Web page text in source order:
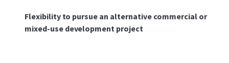
Flexibility to pursue an alternative commercial or
mixed-use development project